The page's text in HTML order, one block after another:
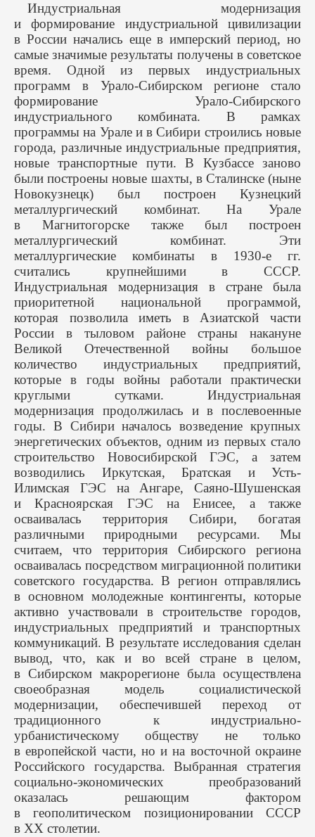
Индустриальная модернизация
и формирование индустриальной цивилизации
в России начались еще в имперский период, но
самые значимые результаты получены в советское
время. Одной из первых индустриальных
программ в Урало-Сибирском регионе стало
формирование Урало-Сибирского
индустриального комбината. В рамках
программы на Урале и в Сибири строились новые
города, различные индустриальные предприятия,
новые транспортные пути. В Кузбассе заново
были построены новые шахты, в Сталинске (ныне
Новокузнецк) был построен Кузнецкий
металлургический комбинат. На Урале
в Магнитогорске также был построен
металлургический комбинат. Эти
металлургические комбинаты в 1930-е гг.
считались крупнейшими в СССР.
Индустриальная модернизация в стране была
приоритетной национальной программой,
которая позволила иметь в Азиатской части
России в тыловом районе страны накануне
Великой Отечественной войны большое
количество индустриальных предприятий,
которые в годы войны работали практически
круглыми сутками. Индустриальная
модернизация продолжилась и в послевоенные
годы. В Сибири началось возведение крупных
энергетических объектов, одним из первых стало
строительство Новосибирской ГЭС, а затем
возводились Иркутская, Братская и Усть-
Илимская ГЭС на Ангаре, Саяно-Шушенская
и Красноярская ГЭС на Енисее, а также
осваивалась территория Сибири, богатая
различными природными ресурсами. Мы
считаем, что территория Сибирского региона
осваивалась посредством миграционной политики
советского государства. В регион отправлялись
в основном молодежные контингенты, которые
активно участвовали в строительстве городов,
индустриальных предприятий и транспортных
коммуникаций. В результате исследования сделан
вывод, что, как и во всей стране в целом,
в Сибирском макрорегионе была осуществлена
своеобразная модель социалистической
модернизации, обеспечившей переход от
традиционного к индустриально-
урбанистическому обществу не только
в европейской части, но и на восточной окраине
Российского государства. Выбранная стратегия
социально-экономических преобразований
оказалась решающим фактором
в геополитическом позиционировании СССР
в ХХ столетии.